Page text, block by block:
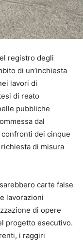
registro degli
di un’inchiesta
lavori di
di reato
pubbliche
dal
dei cinque
di misura
carte false
lavorazioni
di opere
progetto esecutivo.
i raggiri